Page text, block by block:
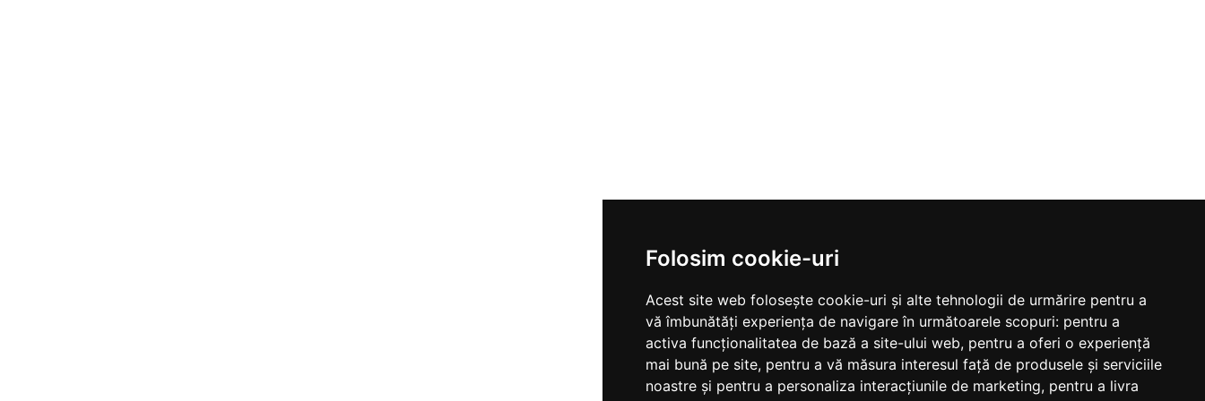
Folosim cookie-uri
Acest site web folosește cookie-uri și alte tehnologii de urmărire pentru a
vă îmbunătăți experiența de navigare în următoarele scopuri: pentru a
activa funcționalitatea de bază a site-ului web, pentru a oferi o experiență
mai bună pe site, pentru a vă măsura interesul față de produsele și serviciile
noastre și pentru a personaliza interacțiunile de marketing, pentru a livra